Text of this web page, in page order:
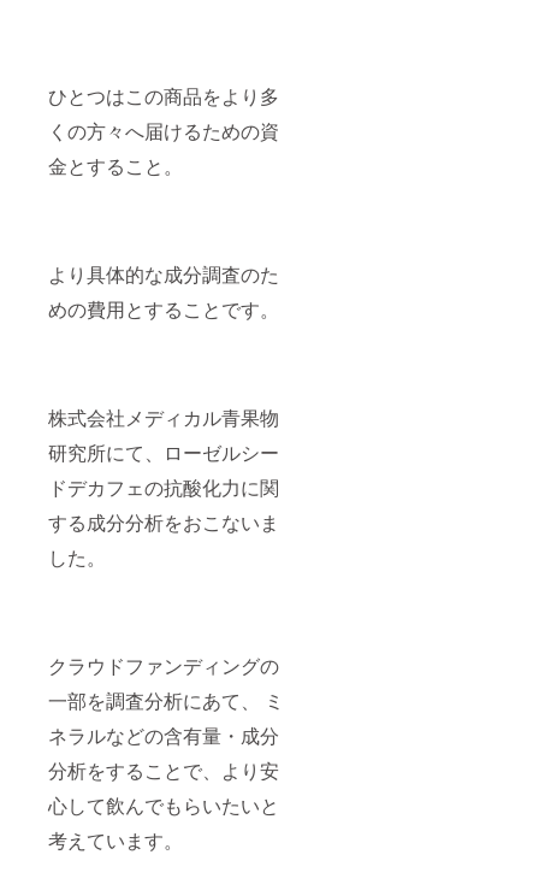
ひとつはこの商品をより多
くの方々へ届けるための資
金とすること。
より具体的な成分調査のた
めの費用とすることです。
株式会社メディカル青果物
研究所にて、ローゼルシー
ドデカフェの抗酸化力に関
する成分分析をおこないま
した。
クラウドファンディングの
一部を調査分析にあて、 ミ
ネラルなどの含有量・成分
分析をすることで、より安
心して飲んでもらいたいと
考えています。